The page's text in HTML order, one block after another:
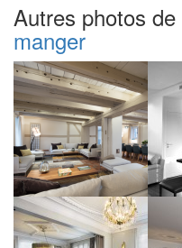
Autres photos de
manger